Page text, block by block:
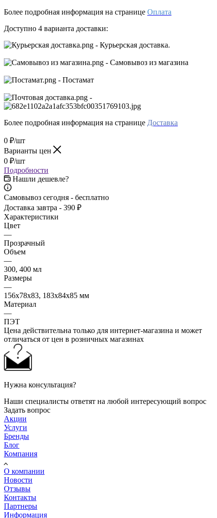
Более подробная информация на странице Оплата
Доступно 4 варианта доставки:
- Курьерская доставка.
- Самовывоз из магазина
- Постамат
-
Более подробная информация на странице Доставка
0 ₽/шт
Варианты цен
0 ₽/шт
Подробности
Нашли дешевле?
Самовывоз сегодня - бесплатно
Доставка завтра - 390 ₽
Характеристики
Цвет
—
Прозрачный
Объем
—
300, 400 мл
Размеры
—
156x78x83, 183x84x85 мм
Материал
—
ПЭТ
Цена действительна только для интернет-магазина и может
отличаться от цен в розничных магазинах
Нужна консультация?
Наши специалисты ответят на любой интересующий вопрос
Задать вопрос
Акции
Услуги
Бренды
Блог
Компания
О компании
Новости
Отзывы
Контакты
Партнеры
Информация